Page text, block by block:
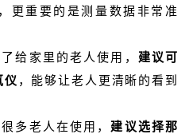
更重要的是测量数据非常准
给家里的老人使用， 建议可
仪 ，能够让老人更清晰的看到
多老人在使用， 建议选择那